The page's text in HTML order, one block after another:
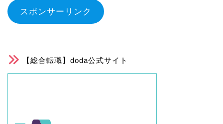
スポンサーリンク
【総合転職】doda公式サイト